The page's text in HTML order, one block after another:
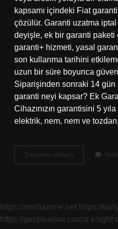
kapsamı içindeki Fiat
çözülür. Garanti uzatma
deyişle, ek bir garanti paketi
garanti+ hizmeti, yasal
son kullanma tarihini
uzun bir süre boyunca
Siparişinden sonraki 14
garanti neyi kapsar? Ek
Cihazınızın garantisini 5
elektrik, nem, nem ve
Devamını okuyun Mediamarkt
Uzatılmış
https://mediazone.net https://
https://gecekuslari.com.tr knight